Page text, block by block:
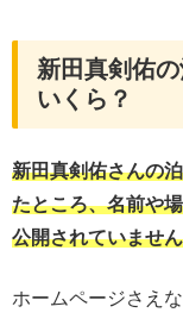
新田真剣佑
いくら？
新田真剣佑さんの
たところ、名前や
公開されていませ
ホームページさえ